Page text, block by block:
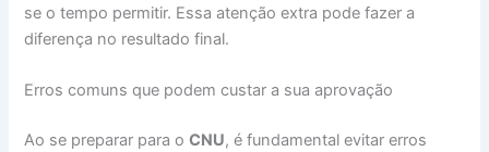
se o tempo permitir. Essa atenção extra pode fazer a
diferença no resultado final.
Erros comuns que podem custar a sua aprovação
Ao se preparar para oCNU, é fundamental evitar erros